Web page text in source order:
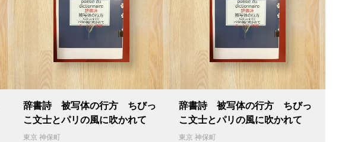
辞書詩 被写体の行方 ちびっ
こ文士とパリの風に吹かれて
東京 神保町
辞書詩 被写体の行方 ちびっ
こ文士とパリの風に吹かれて
東京 神保町